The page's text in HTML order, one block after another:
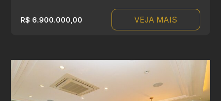
R$ 6.900.000,00 VEJA MAIS